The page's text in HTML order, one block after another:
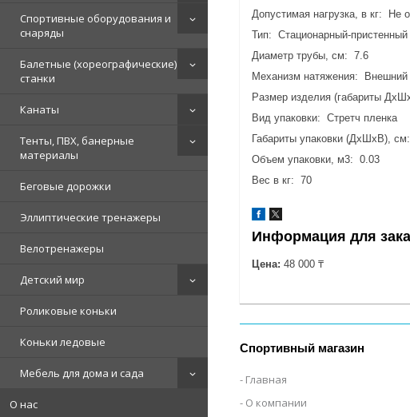
Спортивные оборудования и
снаряды
Балетные (хореографические)
станки
Канаты
Тенты, ПВХ, банерные
материалы
Беговые дорожки
Эллиптические тренажеры
Велотренажеры
Детский мир
Роликовые коньки
Коньки ледовые
Мебель для дома и сада
О нас
Допустимая нагрузка, в кг: Не
Тип: Стационарный-пристенный
Диаметр трубы, см: 7.6
Механизм натяжения: Внешний
Размер изделия (габариты
Вид упаковки: Стретч пленка
Габариты упаковки (ДхШхВ),
Объем упаковки, м3: 0.03
Вес в кг: 70
Информация для
Цена: 48 000 ₸
Спортивный магазин
Главная
О компании